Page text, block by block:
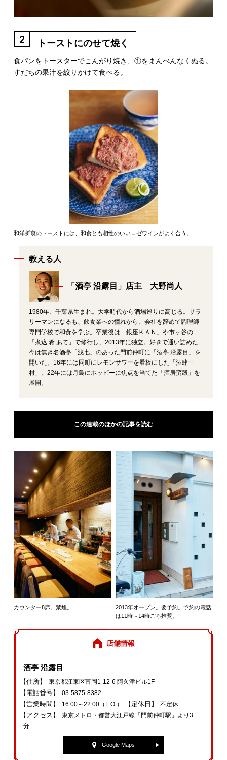
2 トーストにのせて焼く
食パンをトースターでこんがり焼き、①をまんべんなくぬる。
すだちの果汁を絞りかけて食べる。
和洋折衷のトーストには、和食とも相性のいいロゼワインがよく合う。
教える人
「酒亭 沿露目」店主 大野尚人
1980年、千葉県生まれ。大学時代から酒場巡りに高じる。サラ
リーマンになるも、飲食業への憧れから、会社を辞めて調理師
専門学校で和食を学ぶ。卒業後は「銀座ＫＡＮ」や市ヶ谷の
「煮込 肴 あて」で修行し、2013年に独立。好きで通い詰めた
今は無き名酒亭「浅七」のあった門前仲町に「酒亭 沿露目」を
開いた。16年には同町にレモンサワーを看板にした「酒肆一
村」、22年には月島にホッピーに焦点を当てた「酒房蛮殻」を
展開。
この連載のほかの記事を読む
カウンター8席。禁煙。
2013年オープン。要予約。予約の電話
は11時～14時ごろ推奨。
店舗情報
酒亭 沿露目
【住所】 東京都江東区富岡1‐12‐6 阿久津ビル1F
【電話番号】 03‐5875‐8382
【営業時間】 16:00～22:00（L.O.） 【定休日】 不定休
【アクセス】
東京メトロ・都営大江戸線「門前仲町駅」より3
分
Google Maps